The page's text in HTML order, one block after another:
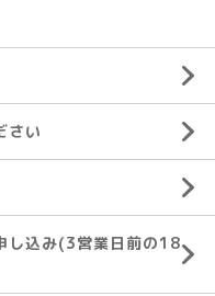
さい
し込み(3営業日前の18